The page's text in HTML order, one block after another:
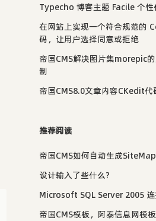
Typecho 博客主题 Facile 个性
在网站上实现一个符合规范的
码，让用户选择同意或拒绝
帝国CMS解决图片集morepic
制
帝国CMS8.0文章内容CKedit代
推荐阅读
帝国CMS如何自动生成
设计输入了些什么?
Microsoft SQL Server 2005 连
帝国CMS模板，阿泰信息网模